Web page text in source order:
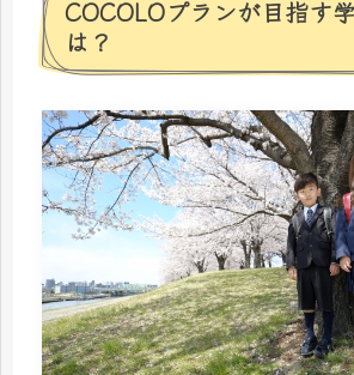
COCOLOプランが目指す
は？